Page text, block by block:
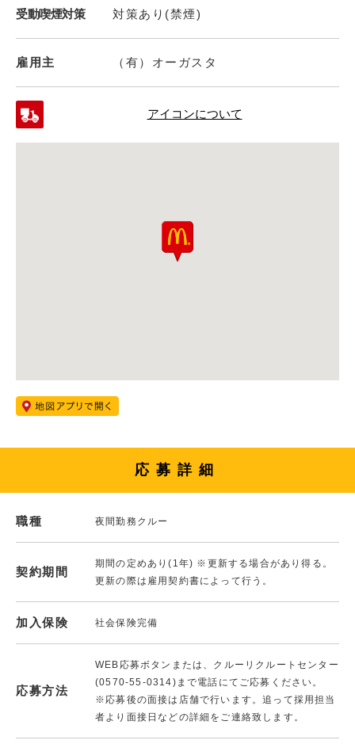
受動喫煙対策 対策あり(禁煙)
雇用主 （有）オーガスタ
アイコンについて
応募詳細
職種 夜間勤務クルー
契約期間
期間の定めあり(1年) ※更新する場合があり得る。
更新の際は雇用契約書によって行う。
加入保険 社会保険完備
応募方法
WEB応募ボタンまたは、クルーリクルートセンター
(0570-55-0314)まで電話にてご応募ください。
※応募後の面接は店舗で行います。追って採用担当
者より面接日などの詳細をご連絡致します。